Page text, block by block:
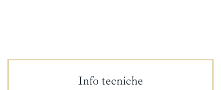
Info tecniche